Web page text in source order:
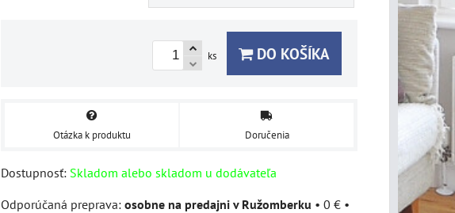
ks DO KOŠÍKA
Otázka k produktu Doručenia
Dostupnosť: Skladom alebo skladom u dodávateľa
osobne na predajni v Ružomberku • 0 € •